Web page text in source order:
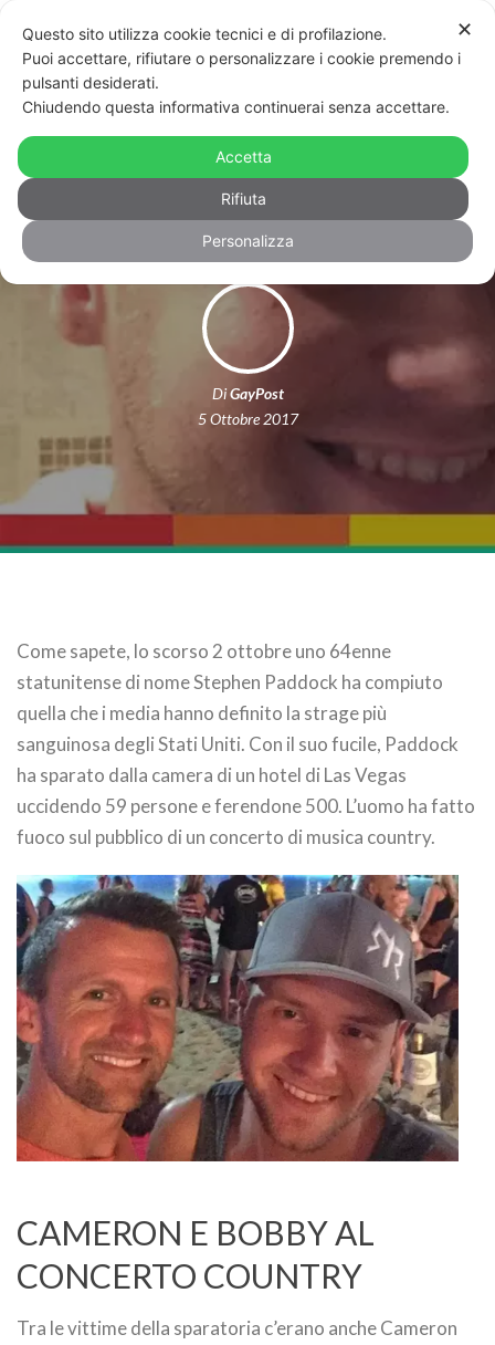
Anche una coppia gay tra le vittime
della strage di Las Vegas
DiGayPost
5 Ottobre 2017
Come sapete, lo scorso 2 ottobre uno 64enne
statunitense di nome Stephen Paddock ha compiuto
quella che i media hanno definito la strage più
sanguinosa degli Stati Uniti. Con il suo fucile, Paddock
ha sparato dalla camera di un hotel di Las Vegas
uccidendo 59 persone e ferendone 500. L’uomo ha fatto
fuoco sul pubblico di un concerto di musica country.
CAMERON E BOBBY AL
CONCERTO COUNTRY
Tra le vittime della sparatoria c’erano anche Cameron
✕
Questo sito utilizza cookie tecnici e di profilazione.
Puoi accettare, rifiutare o personalizzare i cookie premendo i
pulsanti desiderati.
Chiudendo questa informativa continuerai senza accettare.
Accetta
Rifiuta
Personalizza